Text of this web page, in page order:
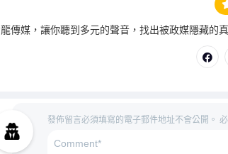
龍傳媒，讓你聽到多元的聲音，找出被政媒隱藏的
發佈留言必須填寫的電子郵件地址不會公開。